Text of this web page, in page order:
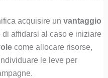
acquisire un vantaggio
di affidarsi al caso e iniziare
come allocare risorse,
le leve per